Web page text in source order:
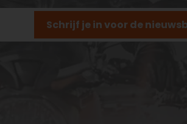
Schrijf je in voor de